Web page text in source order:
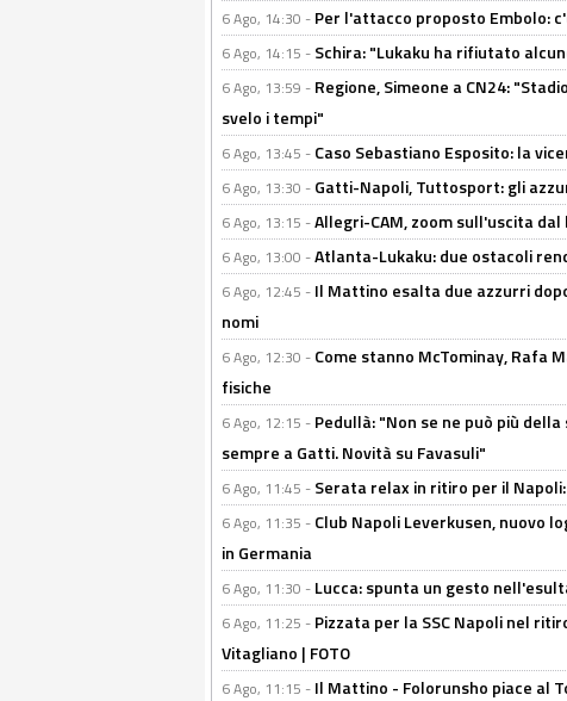
6 Ago, 14:30 - Per l'attacco proposto Embolo:
6 Ago, 14:15 - Schira: "Lukaku ha rifiutato
6 Ago, 13:59 - Regione, Simeone a CN24:
svelo i tempi"
6 Ago, 13:45 - Caso Sebastiano Esposito: la
6 Ago, 13:30 - Gatti-Napoli, Tuttosport: gli
6 Ago, 13:15 -Allegri-CAM, zoom sull'uscita dal
6 Ago, 13:00 -Atlanta-Lukaku: due ostacoli
6 Ago, 12:45 - Il Mattino esalta due azzurri
nomi
6 Ago, 12:30 - Come stanno McTominay, Rafa
fisiche
6 Ago, 12:15 - Pedullà: "Non se ne può più
sempre a Gatti. Novità su Favasuli"
6 Ago, 11:45 - Serata relax in ritiro per il
6 Ago, 11:35 - Club Napoli Leverkusen, nuovo
in Germania
6 Ago, 11:30 - Lucca: spunta un gesto
6 Ago, 11:25 - Pizzata per la SSC Napoli nel
Vitagliano | FOTO
6 Ago, 11:15 - Il Mattino - Folorunsho piace al